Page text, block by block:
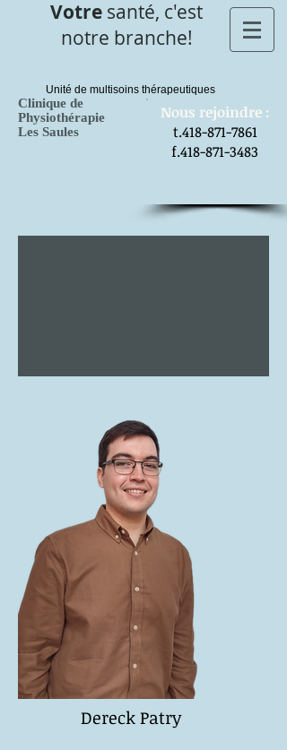
Votre santé, c'est
notre branche!
Unité de multisoins thérapeutiques
Clinique de
Physiothérapie
Les Saules
​Nous rejoindre :
t.418-871-7861
f.418-871-3483
Dereck Patry